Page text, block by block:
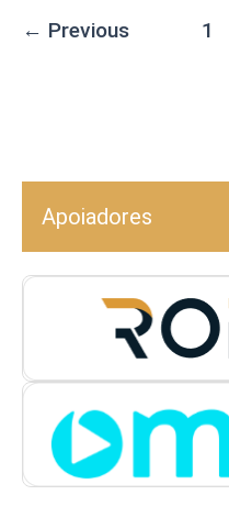
← Previous 1
Apoiadores